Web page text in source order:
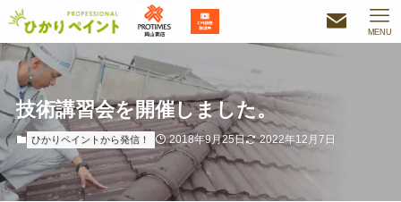
MENU
技術講習会を開催しました。
ひかりペイントから発信！ 2018年9月25日 2022年12月7日